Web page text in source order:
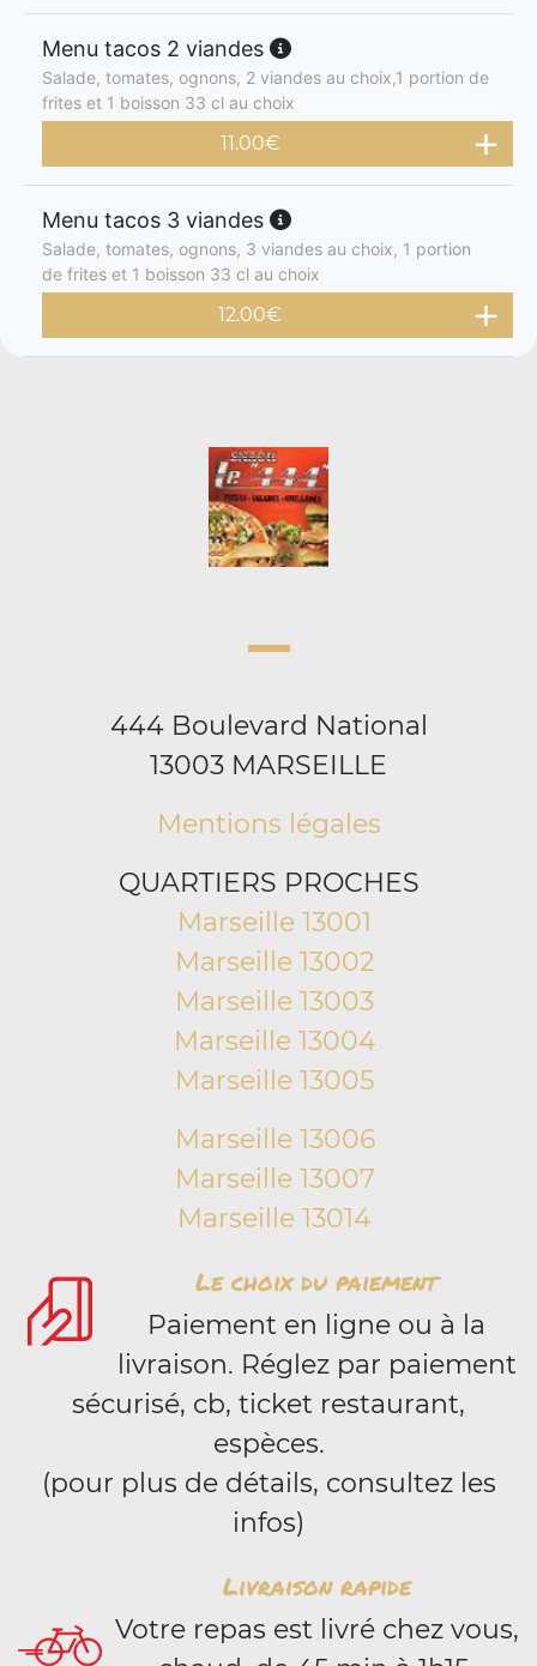
Menu tacos 2 viandes
Salade, tomates, ognons, 2 viandes au choix,1 portion de
frites et 1 boisson 33 cl au choix
11.00€
Menu tacos 3 viandes
Salade, tomates, ognons, 3 viandes au choix, 1 portion
de frites et 1 boisson 33 cl au choix
12.00€
444 Boulevard National
13003 MARSEILLE
Mentions légales
QUARTIERS PROCHES
Marseille 13001
Marseille 13002
Marseille 13003
Marseille 13004
Marseille 13005
Marseille 13006
Marseille 13007
Marseille 13014
Le choix du paiement
Paiement en ligne ou à la
livraison. Réglez par paiement
sécurisé, cb, ticket restaurant,
espèces.
(pour plus de détails, consultez les
infos)
Livraison rapide
Votre repas est livré chez vous,